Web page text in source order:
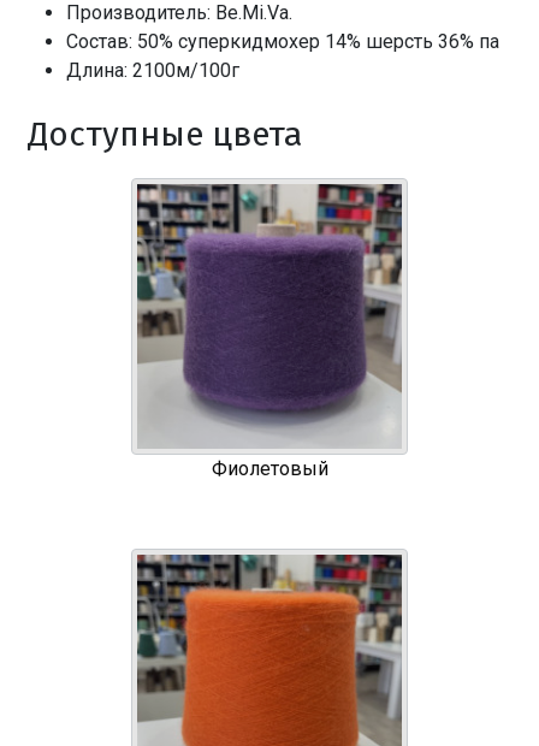
Производитель: Be.Mi.Va.
Состав: 50% суперкидмохер 14% шерсть 36% па
Длина: 2100м/100г
Доступные цвета
Фиолетовый